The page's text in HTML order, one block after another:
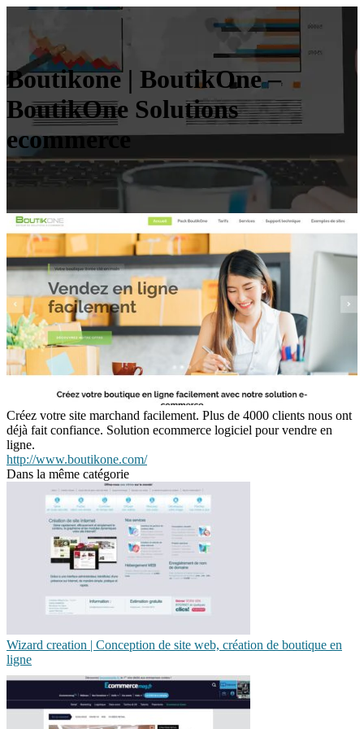
Boutikone | BoutikOne –
BoutikOne Solutions
ecommerce
Créez votre site marchand facilement. Plus de 4000 clients nous ont
déjà fait confiance. Solution ecommerce logiciel pour vendre en
ligne.
http://www.boutikone.com/
Dans la même catégorie
Wizard crea­tion | Conception de site web, création de boutique en
ligne